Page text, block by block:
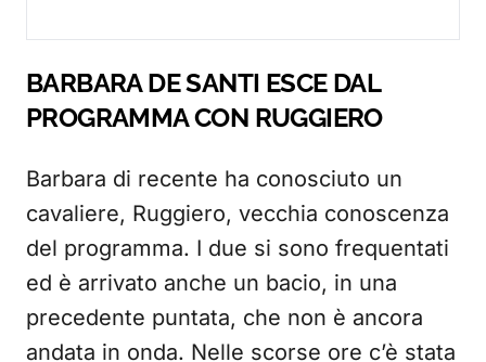
BARBARA DE SANTI ESCE DAL
PROGRAMMA CON RUGGIERO
Barbara di recente ha conosciuto un
cavaliere, Ruggiero, vecchia conoscenza
del programma. I due si sono frequentati
ed è arrivato anche un bacio, in una
precedente puntata, che non è ancora
andata in onda. Nelle scorse ore c’è stata